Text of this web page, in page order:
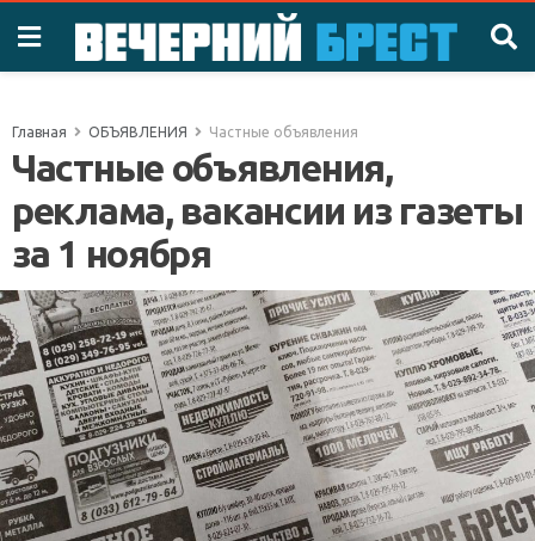
Главная ОБЪЯВЛЕНИЯ Частные объявления
Частные объявления,
реклама, вакансии из газеты
за 1 ноября